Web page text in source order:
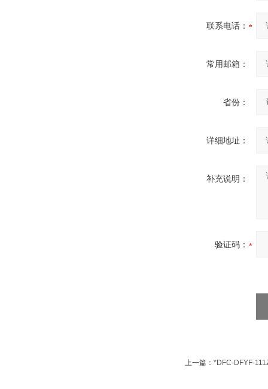
联系电话：
常用邮箱：
省份：
详细地址：
补充说明：
验证码：
上一篇： *DFC-DFYF-